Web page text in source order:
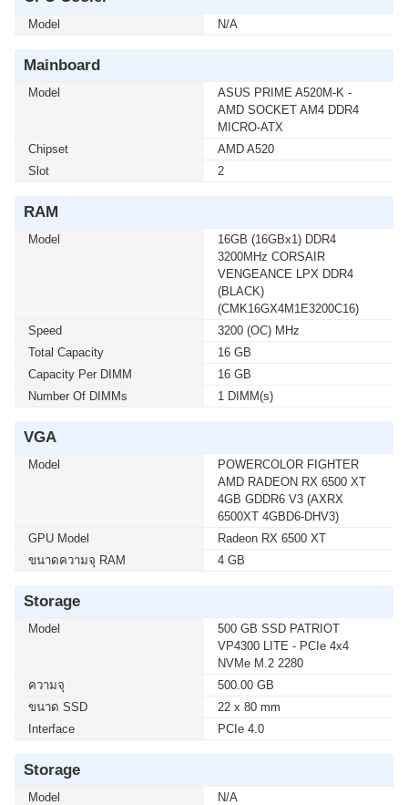
ต่อ 1 อัน) สนใจโปรโมชั่นนี้ ติดต่อ 02-017-4444
เมื่อซื้อพร้อมคอมเซ็ต ลดทันที 750 บาท จากปกติ 5,990
บาท เหลือเพียง 5,240 บาท UPS SYNDOME (ECO II-
2200-LCD) 2000VA/1200WATT(1 เซ็ต ต่อ 1 อัน) สนใจ
โปรโมชั่นนี้ ติดต่อ 02-017-4444
เมื่อซื้อพร้อมคอมเซ็ต ลดทันที 740 บาท จากปกติ 6,990
เมื่อซื้อพร้อมคอมเซ็ต ลดทันที 160 บาท จากปกติ 1,690
บาท เหลือเพียง 1,530 บาท UPS SYNDOME (ATOM-850-
LED) 850VA/360WATT (1 เซ็ต ต่อ 1 อัน) สนใจโปรโมชั่น
เมื่อซื้อพร้อมคอมเซ็ต ลดทันที 430 บาท จากปกติ 2,590
1000-LED) 1000VA/630WATT (1 เซ็ต ต่อ 1 อัน) สนใจโปร
เมื่อซื้อพร้อมคอมเซ็ต ลดทันที 600 บาท จากปกติ 4,890
บาท เหลือเพียง 4,290 บาท UPS SYNDOME (ECO II
1500 LCD) 1500VA/900WATT (1 เซ็ต ต่อ 1 อัน) สนใจโปร
โมชั่นนี้ ติดต่อ 02-017-4444
Model N/A
Mainboard
Model
ASUS PRIME A520M-K -
AMD SOCKET AM4 DDR4
MICRO-ATX
Chipset
AMD A520
Slot
2
RAM
Model
16GB (16GBx1) DDR4
3200MHz CORSAIR
VENGEANCE LPX DDR4
(BLACK)
(CMK16GX4M1E3200C16)
Speed
3200 (OC) MHz
Total Capacity
16 GB
Capacity Per DIMM
16 GB
Number Of DIMMs
1 DIMM(s)
VGA
Model
POWERCOLOR FIGHTER
AMD RADEON RX 6500 XT
4GB GDDR6 V3 (AXRX
6500XT 4GBD6-DHV3)
GPU Model
Radeon RX 6500 XT
ขนาดความจุ RAM
4 GB
Storage
Model
500 GB SSD PATRIOT
VP4300 LITE - PCIe 4x4
NVMe M.2 2280
ความจุ
500.00 GB
ขนาด SSD
22 x 80 mm
Interface
PCIe 4.0
Storage
Model
N/A